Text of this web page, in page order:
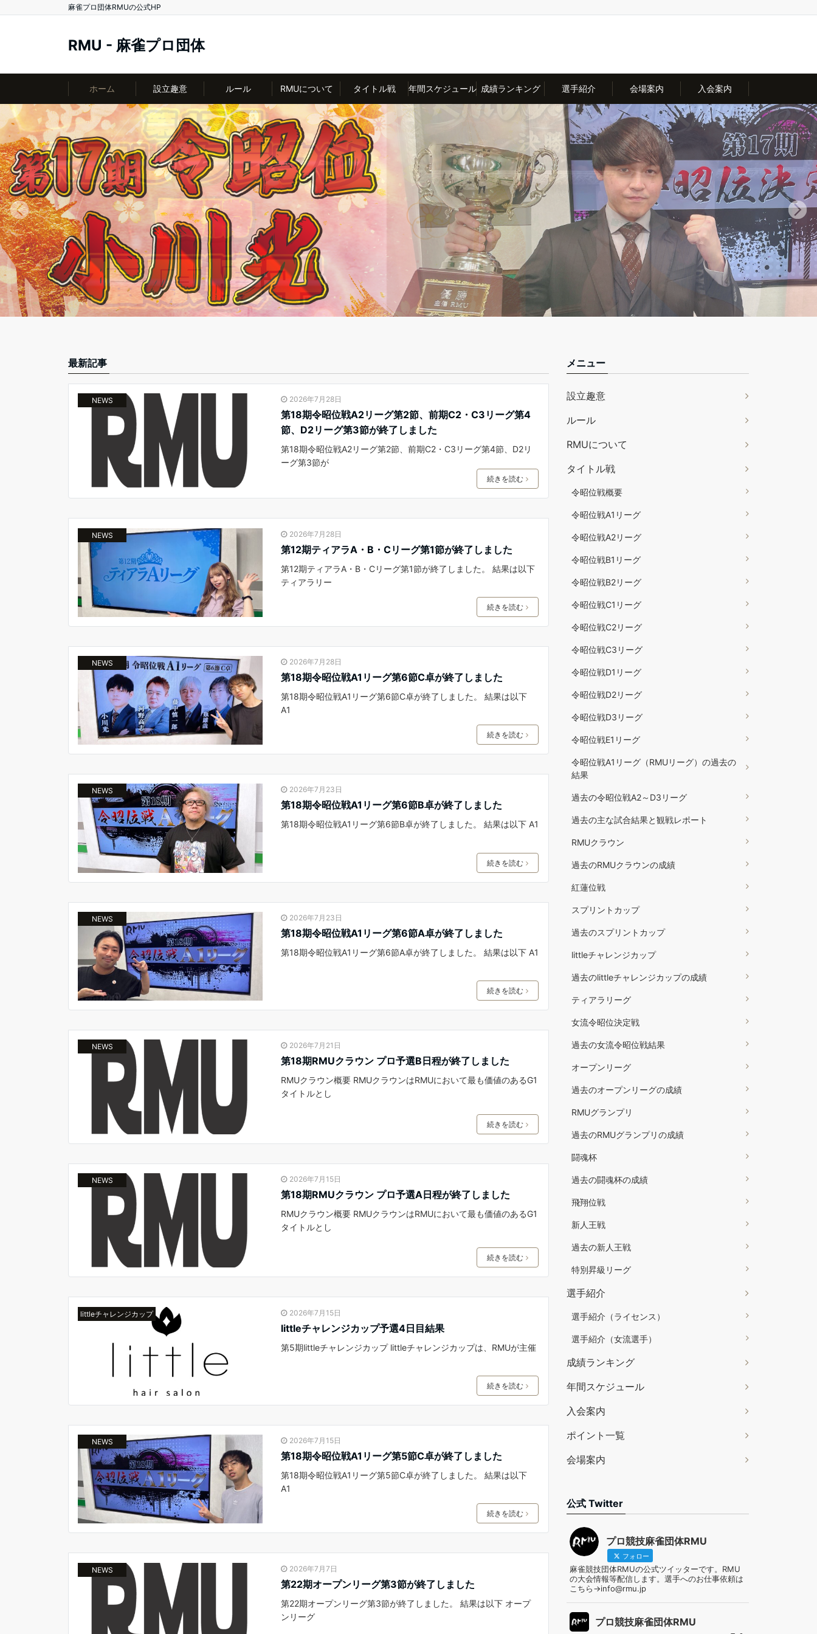
麻雀プロ団体RMUの公式HP
RMU - 麻雀プロ団体
ホーム 設立趣意 ルール RMUについて タイトル戦 年間スケジュール 成績ランキング 選手紹介 会場案内 入会案内
最新記事
NEWS 2026年7月28日
第18期令昭位戦A2リーグ第2節、前期C2・C3リーグ第4
節、D2リーグ第3節が終了しました
第18期令昭位戦A2リーグ第2節、前期C2・C3リーグ第4節、D2リ
ーグ第3節が
続きを読む
NEWS 2026年7月28日
第12期ティアラA・B・Cリーグ第1節が終了しました
第12期ティアラA・B・Cリーグ第1節が終了しました。 結果は以下
ティアラリー
続きを読む
NEWS 2026年7月28日
第18期令昭位戦A1リーグ第6節C卓が終了しました
第18期令昭位戦A1リーグ第6節C卓が終了しました。 結果は以下
A1
続きを読む
NEWS 2026年7月23日
第18期令昭位戦A1リーグ第6節B卓が終了しました
第18期令昭位戦A1リーグ第6節B卓が終了しました。 結果は以下 A1
続きを読む
NEWS 2026年7月23日
第18期令昭位戦A1リーグ第6節A卓が終了しました
第18期令昭位戦A1リーグ第6節A卓が終了しました。 結果は以下 A1
続きを読む
NEWS 2026年7月21日
第18期RMUクラウン プロ予選B日程が終了しました
RMUクラウン概要 RMUクラウンはRMUにおいて最も価値のあるG1
タイトルとし
続きを読む
NEWS 2026年7月15日
第18期RMUクラウン プロ予選A日程が終了しました
RMUクラウン概要 RMUクラウンはRMUにおいて最も価値のあるG1
タイトルとし
続きを読む
littleチャレンジカップ 2026年7月15日
littleチャレンジカップ予選4日目結果
第5期littleチャレンジカップ littleチャレンジカップは、RMUが主催
続きを読む
NEWS 2026年7月15日
第18期令昭位戦A1リーグ第5節C卓が終了しました
第18期令昭位戦A1リーグ第5節C卓が終了しました。 結果は以下
A1
続きを読む
NEWS 2026年7月7日
第22期オープンリーグ第3節が終了しました
第22期オープンリーグ第3節が終了しました。 結果は以下 オープ
ンリーグ
メニュー
設立趣意
ルール
RMUについて
タイトル戦
令昭位戦概要
令昭位戦A1リーグ
令昭位戦A2リーグ
令昭位戦B1リーグ
令昭位戦B2リーグ
令昭位戦C1リーグ
令昭位戦C2リーグ
令昭位戦C3リーグ
令昭位戦D1リーグ
令昭位戦D2リーグ
令昭位戦D3リーグ
令昭位戦E1リーグ
令昭位戦A1リーグ（RMUリーグ）の過去の
結果
過去の令昭位戦A2～D3リーグ
過去の主な試合結果と観戦レポート
RMUクラウン
過去のRMUクラウンの成績
紅蓮位戦
スプリントカップ
過去のスプリントカップ
littleチャレンジカップ
過去のlittleチャレンジカップの成績
ティアラリーグ
女流令昭位決定戦
過去の女流令昭位戦結果
オープンリーグ
過去のオープンリーグの成績
RMUグランプリ
過去のRMUグランプリの成績
闘魂杯
過去の闘魂杯の成績
飛翔位戦
新人王戦
過去の新人王戦
特別昇級リーグ
選手紹介
選手紹介（ライセンス）
選手紹介（女流選手）
成績ランキング
年間スケジュール
入会案内
ポイント一覧
会場案内
公式 Twitter
プロ競技麻雀団体RMU
フォロー
麻雀競技団体RMUの公式ツイッターです。RMU
の大会情報等配信します。選手へのお仕事依頼は
こちら→info@rmu.jp
プロ競技麻雀団体RMU